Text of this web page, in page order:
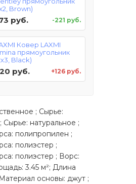
Brown)
руб. -221 руб.
Ковер LAXMI
прямоугольник
Black)
руб. +126 руб.
; Сырье:
Сырье: натуральное ;
полипропилен ;
полиэстер ;
полиэстер ; Ворс:
3.45 м²; Длина
основы: джут ;